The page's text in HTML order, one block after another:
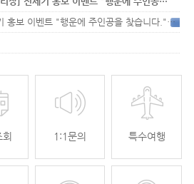
[무안공항 활성화] 가을전세기 홍보 이벤트 "행운에 주인공을 찾습니다."33
1:1문의 특수여행